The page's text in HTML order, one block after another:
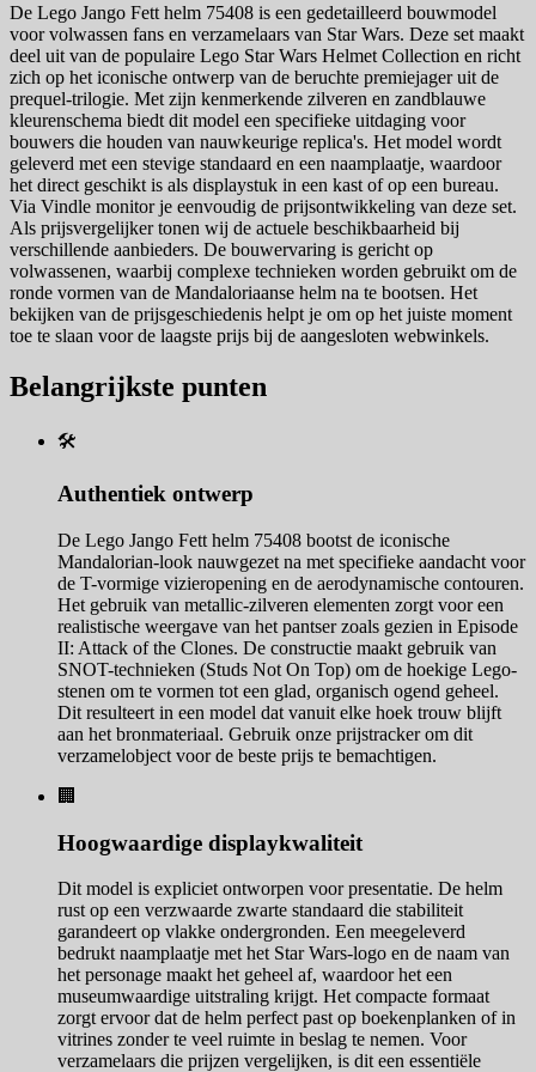
De Lego Jango Fett helm 75408 is een gedetailleerd bouwmodel
voor volwassen fans en verzamelaars van Star Wars. Deze set maakt
deel uit van de populaire Lego Star Wars Helmet Collection en richt
zich op het iconische ontwerp van de beruchte premiejager uit de
prequel-trilogie. Met zijn kenmerkende zilveren en zandblauwe
kleurenschema biedt dit model een specifieke uitdaging voor
bouwers die houden van nauwkeurige replica's. Het model wordt
geleverd met een stevige standaard en een naamplaatje, waardoor
het direct geschikt is als displaystuk in een kast of op een bureau.
Via Vindle monitor je eenvoudig de prijsontwikkeling van deze set.
Als prijsvergelijker tonen wij de actuele beschikbaarheid bij
verschillende aanbieders. De bouwervaring is gericht op
volwassenen, waarbij complexe technieken worden gebruikt om de
ronde vormen van de Mandaloriaanse helm na te bootsen. Het
bekijken van de prijsgeschiedenis helpt je om op het juiste moment
toe te slaan voor de laagste prijs bij de aangesloten webwinkels.
Belangrijkste punten
🛠️
Authentiek ontwerp
De Lego Jango Fett helm 75408 bootst de iconische
Mandalorian-look nauwgezet na met specifieke aandacht voor
de T-vormige vizieropening en de aerodynamische contouren.
Het gebruik van metallic-zilveren elementen zorgt voor een
realistische weergave van het pantser zoals gezien in Episode
II: Attack of the Clones. De constructie maakt gebruik van
SNOT-technieken (Studs Not On Top) om de hoekige Lego-
stenen om te vormen tot een glad, organisch ogend geheel.
Dit resulteert in een model dat vanuit elke hoek trouw blijft
aan het bronmateriaal. Gebruik onze prijstracker om dit
verzamelobject voor de beste prijs te bemachtigen.
🏢
Hoogwaardige displaykwaliteit
Dit model is expliciet ontworpen voor presentatie. De helm
rust op een verzwaarde zwarte standaard die stabiliteit
garandeert op vlakke ondergronden. Een meegeleverd
bedrukt naamplaatje met het Star Wars-logo en de naam van
het personage maakt het geheel af, waardoor het een
museumwaardige uitstraling krijgt. Het compacte formaat
zorgt ervoor dat de helm perfect past op boekenplanken of in
vitrines zonder te veel ruimte in beslag te nemen. Voor
verzamelaars die prijzen vergelijken, is dit een essentiële